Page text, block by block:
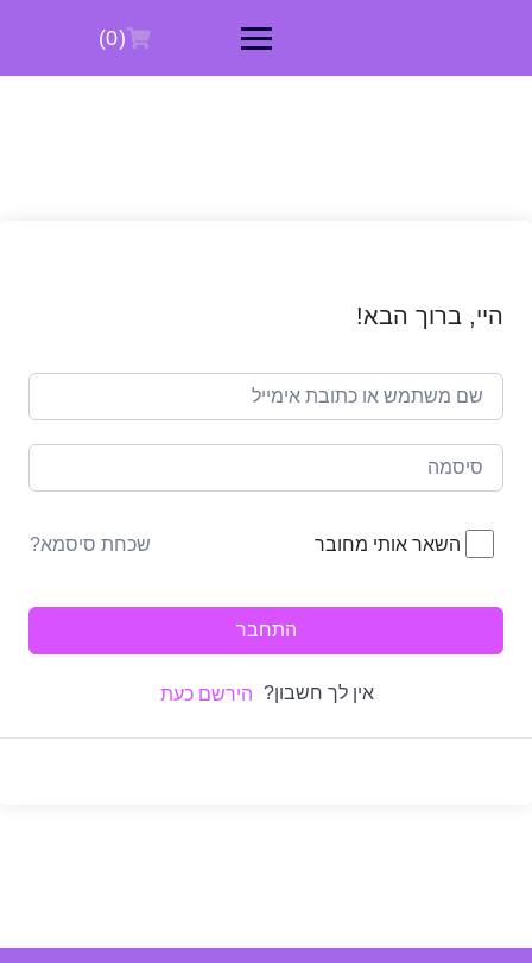
(0)
היי, ברוך הבא!
השאר אותי מחובר שכחת סיסמא?
התחבר
אין לך חשבון? הירשם כעת